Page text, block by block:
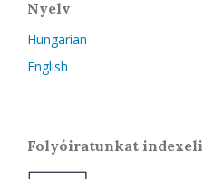
Nyelv
Hungarian
English
Folyóiratunkat indexeli